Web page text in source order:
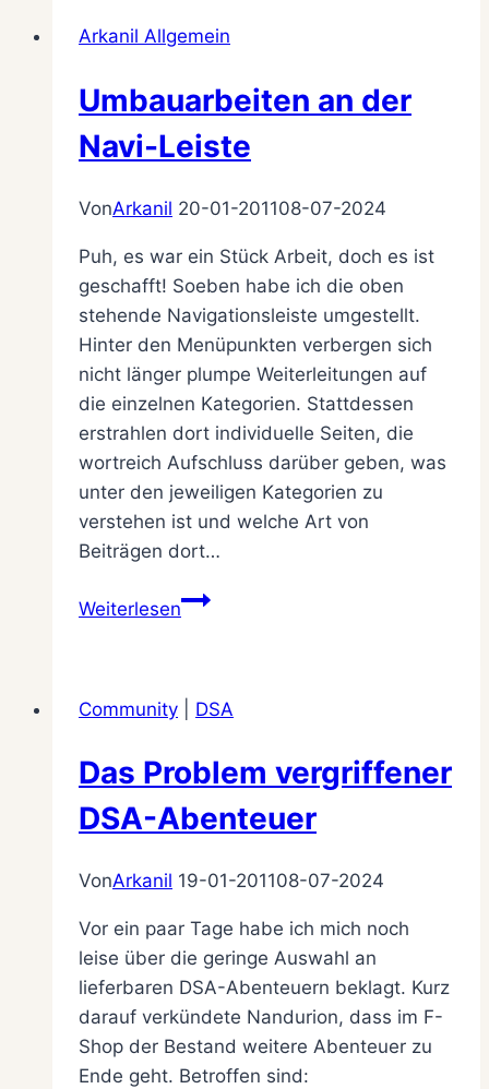
Arkanil Allgemein
Umbauarbeiten an der
Navi-Leiste
VonArkanil 20-01-201108-07-2024
Puh, es war ein Stück Arbeit, doch es ist
geschafft! Soeben habe ich die oben
stehende Navigationsleiste umgestellt.
Hinter den Menüpunkten verbergen sich
nicht länger plumpe Weiterleitungen auf
die einzelnen Kategorien. Stattdessen
erstrahlen dort individuelle Seiten, die
wortreich Aufschluss darüber geben, was
unter den jeweiligen Kategorien zu
verstehen ist und welche Art von
Beiträgen dort…
WeiterlesenUmbauarbeiten
Leiste
Community DSA
Das Problem vergriffener
DSA-Abenteuer
VonArkanil 19-01-201108-07-2024
Vor ein paar Tage habe ich mich noch
leise über die geringe Auswahl an
lieferbaren DSA-Abenteuern beklagt. Kurz
darauf verkündete Nandurion, dass im F-
Shop der Bestand weitere Abenteuer zu
Ende geht. Betroffen sind: